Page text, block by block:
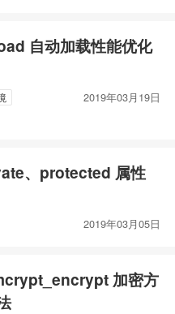
自动加载性能优化
2019年03月19日
、protected 属性
2019年03月05日
加密方